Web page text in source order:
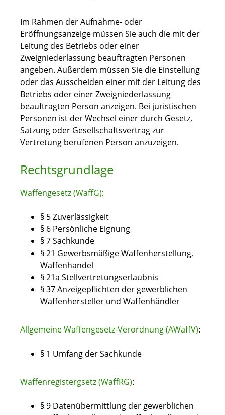
Im Rahmen der Aufnahme- oder
Eröffnungsanzeige müssen Sie auch die mit der
Leitung des Betriebs oder einer
Zweigniederlassung beauftragten Personen
angeben. Außerdem müssen Sie die Einstellung
oder das Ausscheiden einer mit der Leitung des
Betriebs oder einer Zweigniederlassung
beauftragten Person anzeigen. Bei juristischen
Personen ist der Wechsel einer durch Gesetz,
Satzung oder Gesellschaftsvertrag zur
Vertretung berufenen Person anzuzeigen.
Rechtsgrundlage
Waffengesetz (WaffG):
§ 5 Zuverlässigkeit
§ 6 Persönliche Eignung
§ 7 Sachkunde
§ 21 Gewerbsmäßige Waffenherstellung,
Waffenhandel
§ 21a Stellvertretungserlaubnis
§ 37 Anzeigepflichten der gewerblichen
Waffenhersteller und Waffenhändler
Allgemeine Waffengesetz-Verordnung (AWaffV):
§ 1 Umfang der Sachkunde
Waffenregistergsetz (WaffRG):
§ 9 Datenübermittlung der gewerblichen